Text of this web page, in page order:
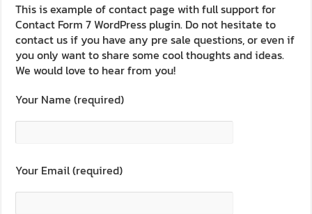
This is example of contact page with full support for
Contact Form 7 WordPress plugin. Do not hesitate to
contact us if you have any pre sale questions, or even if
you only want to share some cool thoughts and ideas.
We would love to hear from you!
Your Name (required)
Your Email (required)